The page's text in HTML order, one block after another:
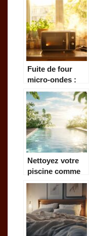
familles après 2
ans d’installation
Fuite de four
micro-ondes :
Comment la
détecter pour
préserver
l’environnement
et votre santé
Nettoyez votre
piscine comme
un pro : materiel
et techniques
manuelles